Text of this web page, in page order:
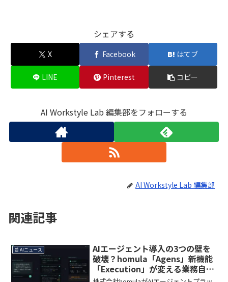
シェアする
X Facebook はてブ
LINE Pinterest コピー
AI Workstyle Lab 編集部をフォローする
AI Workstyle Lab 編集部
関連記事
📰 AIニュース
AIエージェント導入の3つの壁を
破壊？homula「Agens」新機能
「Execution」が変える業務自動
化